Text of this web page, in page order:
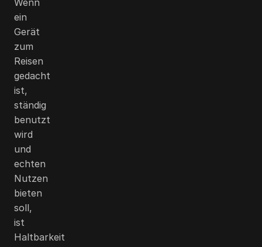
ein
Gerät
zum
Reisen
gedacht
ist,
ständig
benutzt
wird
und
echten
Nutzen
bieten
soll,
ist
Haltbarkeit